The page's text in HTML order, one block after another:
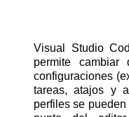
Visual Studio
permite cambiar
configuraciones
tareas, atajos y
perfiles se